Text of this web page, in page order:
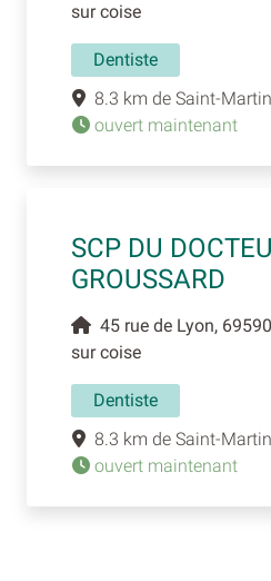
sur coise
Dentiste
8.3 km de Saint-
ouvert maintenant
SCP DU
GROUSSARD
45 rue de Lyon,
sur coise
Dentiste
8.3 km de Saint-
ouvert maintenant